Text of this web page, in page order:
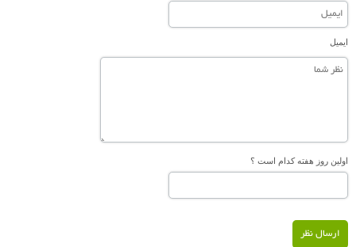
ایمیل
اولین روز هفته کدام است ؟
ارسال نظر